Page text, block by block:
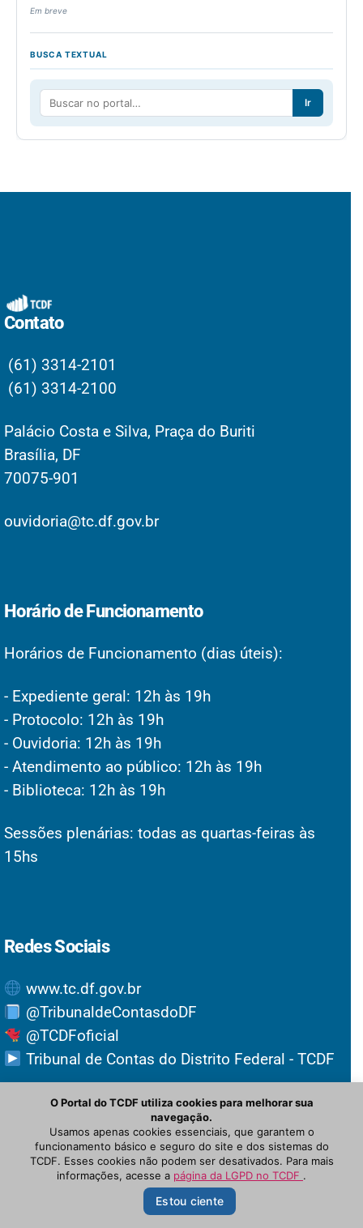
Em breve
BUSCA TEXTUAL
Ir
Contato
(61) 3314-2101
(61) 3314-2100
Palácio Costa e Silva, Praça do Buriti
Brasília, DF
70075-901
ouvidoria@tc.df.gov.br
Horário de Funcionamento
Horários de Funcionamento (dias úteis):
- Expediente geral: 12h às 19h
- Protocolo: 12h às 19h
- Ouvidoria: 12h às 19h
- Atendimento ao público: 12h às 19h
- Biblioteca: 12h às 19h
Sessões plenárias: todas as quartas-feiras às
15hs
Redes Sociais
www.tc.df.gov.br
@TribunaldeContasdoDF
@TCDFoficial
Tribunal de Contas do Distrito Federal - TCDF
© Newspaper WordPress Theme by TagDiv
O Portal do TCDF utiliza cookies para melhorar sua
navegação.
Usamos apenas cookies essenciais, que garantem o
funcionamento básico e seguro do site e dos sistemas do
TCDF. Esses cookies não podem ser desativados. Para mais
informações, acesse a página da LGPD no TCDF .
Estou ciente
Suporte STI
de 9h às 19h
NOTÍCIAS